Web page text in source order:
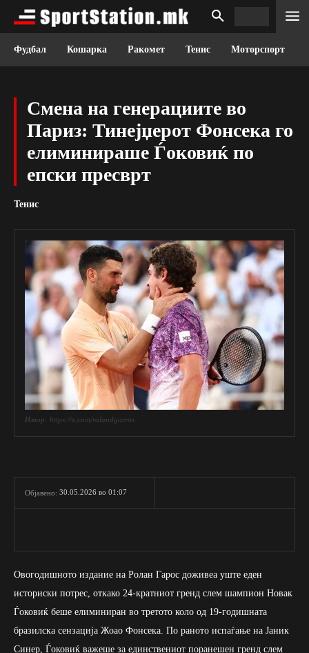
Фудбал Кошарка Ракомет Тенис Моторспорт
Смена на генерациите во
Париз: Тинејџерот Фонсека го
елиминираше Ѓоковиќ по
епски пресврт
Тенис
Извор: https://x.com/rolandgarros
Објавено: 30.05.2026 во 01:07
Овогодишното издание на Ролан Гарос доживеа уште еден
историски потрес, откако 24-кратниот гренд слем шампион Новак
Ѓоковиќ беше елиминиран во третото коло од 19-годишната
бразилска сензација Жоао Фонсека. По раното испаѓање на Јаник
Синер, Ѓоковиќ важеше за единствениот поранешен гренд слем